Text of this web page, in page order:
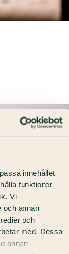
innehållet
funktioner
Vi
och annan
och
med. Dessa
annan